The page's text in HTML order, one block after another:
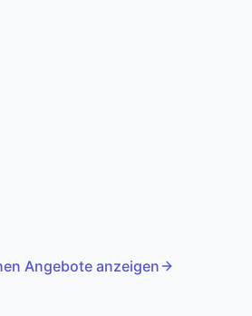
Angebote anzeigen